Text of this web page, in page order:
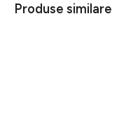
Produse similare